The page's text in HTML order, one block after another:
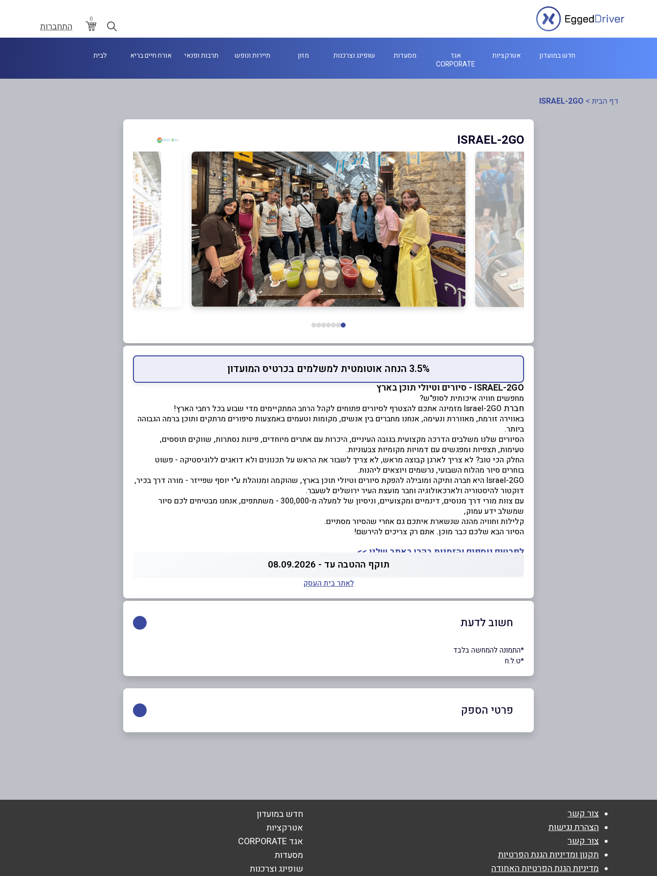
0
התחברות
חדש במועדון אטרקציות
אגד
CORPORATE
מסעדות שופינג וצרכנות מזון תיירות ונופש תרבות ופנאי אורח חיים בריא לבית
דף הבית >
ISRAEL-2GO
ISRAEL-2GO
3.5% הנחה אוטומטית למשלמים בכרטיס המועדון
ISRAEL-2GO - סיורים וטיולי תוכן בארץ
מחפשים חוויה איכותית לסופ"ש?
חברת Israel-2GO מזמינה אתכם להצטרף לסיורים פתוחים לקהל הרחב המתקיימים מדי שבוע בכל רחבי הארץ!
באווירה זורמת, מאווררת ונעימה, אנחנו מחברים בין אנשים, מקומות וטעמים באמצעות סיפורים מרתקים ותוכן ברמה הגבוהה
ביותר.
הסיורים שלנו משלבים הדרכה מקצועית בגובה העיניים, היכרות עם אתרים מיוחדים, פינות נסתרות, שווקים תוססים,
טעימות, תצפיות ומפגשים עם דמויות מקומיות צבעוניות.
החלק הכי טוב? לא צריך לארגן קבוצה מראש, לא צריך לשבור את הראש על תכנונים ולא דואגים ללוגיסטיקה - פשוט
בוחרים סיור מהלוח השבועי, נרשמים ויוצאים ליהנות.
Israel-2GO היא חברה ותיקה ומובילה להפקת סיורים וטיולי תוכן בארץ, שהוקמה ומנוהלת ע"י יוסף שפייזר - מורה דרך בכיר,
דוקטור להיסטוריה ולארכאולוגיה וחבר מועצת העיר ירושלים לשעבר.
עם צוות מורי דרך מנוסים, דינמיים ומקצועיים, וניסיון של למעלה מ-300,000 - משתתפים, אנחנו מבטיחים לכם סיור
שמשלב ידע עמוק,
קלילות וחוויה מהנה שנשארת איתכם גם אחרי שהסיור מסתיים.
הסיור הבא שלכם כבר מוכן. אתם רק צריכים להירשם!
לפרטים נוספים והזמנות בקרו באתר שלנו >>
תוקף ההטבה עד - 08.09.2026
לאתר בית העסק
חשוב לדעת
*התמונה להמחשה בלבד
*ט.ל.ח
פרטי הספק
אימייל*
צור קשר
הצהרת נגישות
צור קשר
תקנון ומדיניות הגנת הפרטיות
מדיניות הגנת הפרטיות האחודה
חדש במועדון
אטרקציות
אגד CORPORATE
מסעדות
שופינג וצרכנות